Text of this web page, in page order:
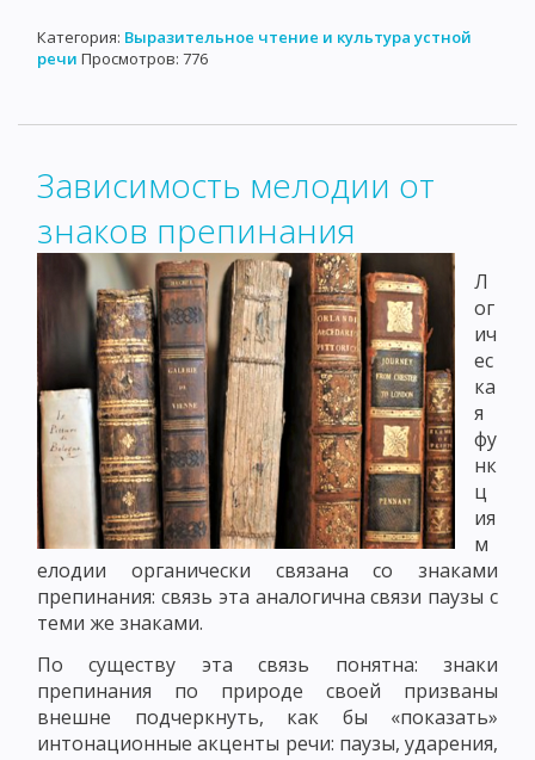
Категория: Выразительное чтение и культура устной
речи Просмотров: 776
Зависимость мелодии от
знаков препинания
Л
ог
ич
ес
ка
я
фу
нк
ц
ия
м
елодии органически связана со знаками
препинания: связь эта аналогична связи паузы с
теми же знаками.
По существу эта связь понятна: знаки
препинания по природе своей призваны
внешне подчеркнуть, как бы «показать»
интонационные акценты речи: паузы, ударения,